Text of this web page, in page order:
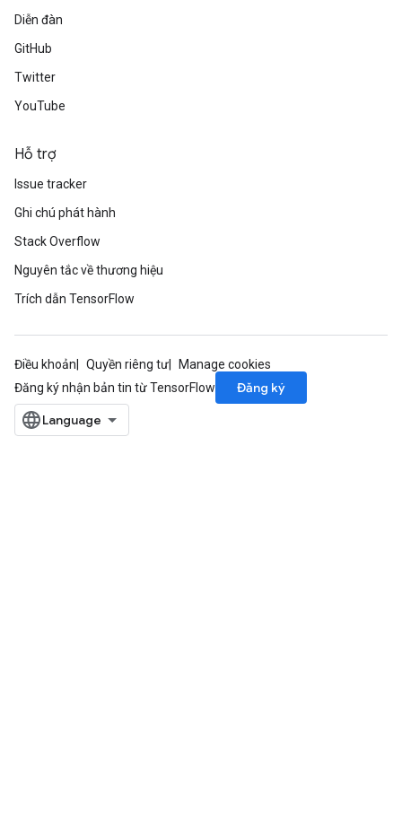
Diễn đàn
GitHub
Twitter
YouTube
Hỗ trợ
Issue tracker
Ghi chú phát hành
Stack Overflow
Nguyên tắc về thương hiệu
Trích dẫn TensorFlow
Điều khoản Quyền riêng tư
Manage cookies
Đăng ký nhận bản tin từ TensorFlow
Đăng ký